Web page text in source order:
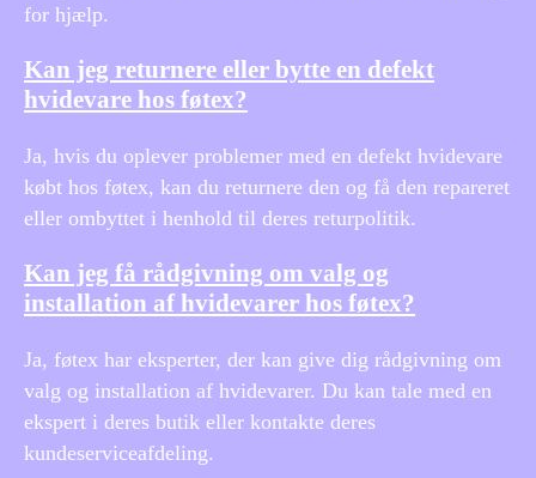
for hjælp.
Kan jeg returnere eller bytte en defekt
hvidevare hos føtex?
Ja, hvis du oplever problemer med en defekt hvidevare
købt hos føtex, kan du returnere den og få den repareret
eller ombyttet i henhold til deres returpolitik.
Kan jeg få rådgivning om valg og
installation af hvidevarer hos føtex?
Ja, føtex har eksperter, der kan give dig rådgivning om
valg og installation af hvidevarer. Du kan tale med en
ekspert i deres butik eller kontakte deres
kundeserviceafdeling.